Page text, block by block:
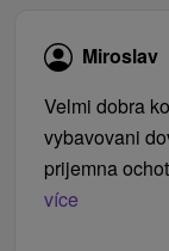
Miroslav
Velmi dobra
vybavovani
prijemna
více